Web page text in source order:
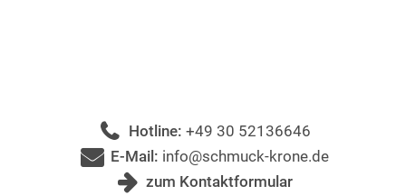
Hotline: +49 30 52136646
E-Mail: info@schmuck-krone.de
zum Kontaktformular